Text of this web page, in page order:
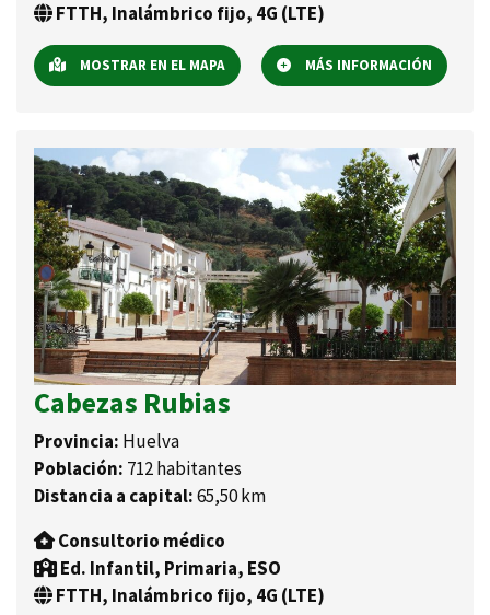
FTTH, Inalámbrico fijo, 4G (LTE)
MOSTRAR EN EL MAPA MÁS INFORMACIÓN
Cabezas Rubias
Provincia: Huelva
Población: 712 habitantes
Distancia a capital:65,50 km
Consultorio médico
Ed. Infantil, Primaria, ESO
FTTH, Inalámbrico fijo, 4G (LTE)